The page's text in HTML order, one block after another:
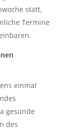
statt,
Termine
einmal
gesunde
des